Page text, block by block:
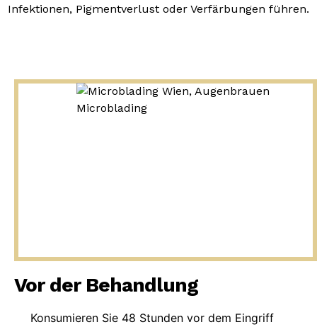
Infektionen, Pigmentverlust oder Verfärbungen führen.
Vor der Behandlung
Konsumieren Sie 48 Stunden vor dem Eingriff